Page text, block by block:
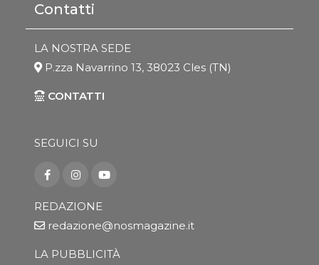
Contatti
LA NOSTRA SEDE
P.zza Navarrino 13, 38023 Cles (TN)
CONTATTI
SEGUICI SU
REDAZIONE
redazione@nosmagazine.it
LA PUBBLICITÀ